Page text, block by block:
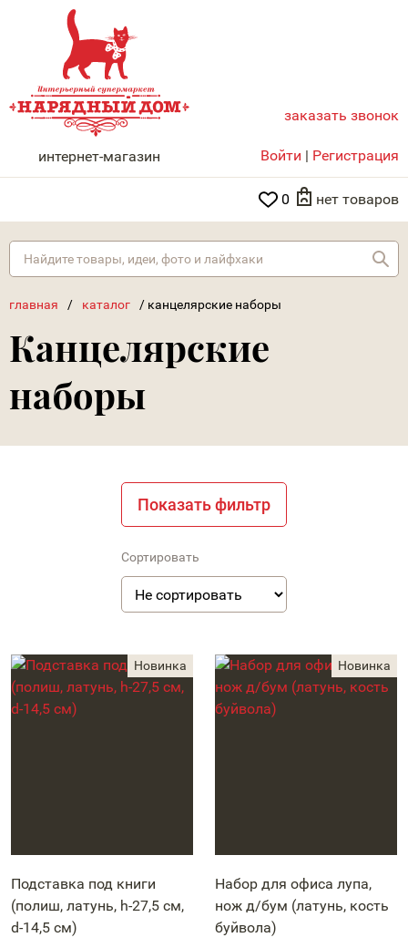
НАРЯДНЫЙ ДОМ
интернет-магазин
заказать звонок
Войти | Регистрация
0 нет товаров
главная / каталог / канцелярские наборы
Канцелярские
наборы
Подставка под книги
(полиш, латунь, h-27,5 см,
d-14,5 см)
Набор для офиса лупа,
нож д/бум (латунь, кость
буйвола)
Показать фильтр
Сортировать